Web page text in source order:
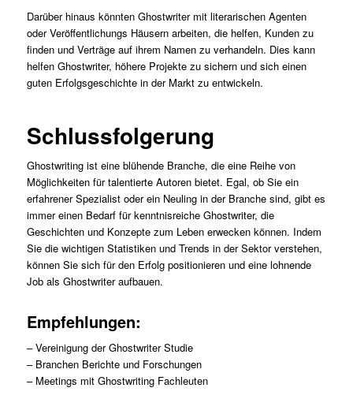
Darüber hinaus könnten Ghostwriter mit literarischen Agenten
oder Veröffentlichungs Häusern arbeiten, die helfen, Kunden zu
finden und Verträge auf ihrem Namen zu verhandeln. Dies kann
helfen Ghostwriter, höhere Projekte zu sichern und sich einen
guten Erfolgsgeschichte in der Markt zu entwickeln.
Schlussfolgerung
Ghostwriting ist eine blühende Branche, die eine Reihe von
Möglichkeiten für talentierte Autoren bietet. Egal, ob Sie ein
erfahrener Spezialist oder ein Neuling in der Branche sind, gibt es
immer einen Bedarf für kenntnisreiche Ghostwriter, die
Geschichten und Konzepte zum Leben erwecken können. Indem
Sie die wichtigen Statistiken und Trends in der Sektor verstehen,
können Sie sich für den Erfolg positionieren und eine lohnende
Job als Ghostwriter aufbauen.
Empfehlungen:
– Vereinigung der Ghostwriter Studie
– Branchen Berichte und Forschungen
– Meetings mit Ghostwriting Fachleuten